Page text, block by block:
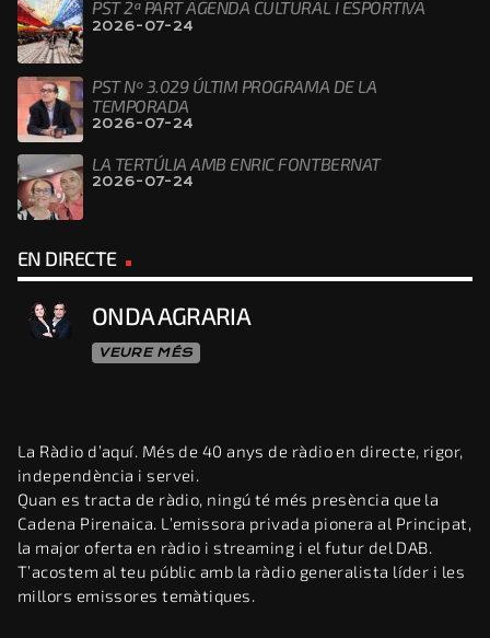
PST 2ª PART AGENDA CULTURAL I ESPORTIVA
2026-07-24
PST Nº 3.029 ÚLTIM PROGRAMA DE LA
TEMPORADA
2026-07-24
LA TERTÚLIA AMB ENRIC FONTBERNAT
2026-07-24
EN DIRECTE
ONDA AGRARIA
VEURE MÉS
La Ràdio d’aquí. Més de 40 anys de ràdio en directe, rigor,
independència i servei.
Quan es tracta de ràdio, ningú té més presència que la
Cadena Pirenaica. L’emissora privada pionera al Principat,
la major oferta en ràdio i streaming i el futur del DAB.
T’acostem al teu públic amb la ràdio generalista líder i les
millors emissores temàtiques.